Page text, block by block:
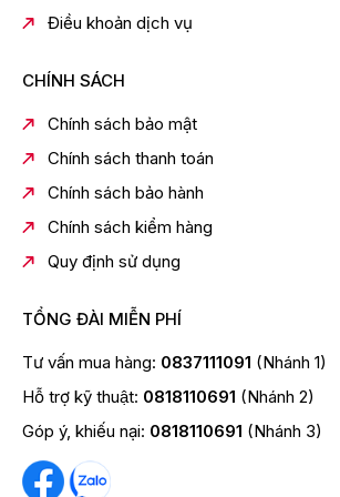
thoát nhiệt, giảm hiệu quả lạnh của tủ,
giúp người sử dụng kiểm soát tốt hơn
Kệ đi kèm:Khi mua tủ kệ sẽ được tặng
khách hàng, người sử dụng có thể dễ
các loại thực phẩm theo từng ngăn sao
nhất.
Đóng tuyết
Điều khoản dịch vụ
CHÍNH SÁCH
Chính sách bảo mật
Chính sách thanh toán
Chính sách bảo hành
Chính sách kiểm hàng
Quy định sử dụng
TỔNG ĐÀI MIỄN PHÍ
Tư vấn mua hàng: 0837111091 (Nhánh 1)
Hỗ trợ kỹ thuật: 0818110691 (Nhánh 2)
Góp ý, khiếu nại: 0818110691 (Nhánh 3)